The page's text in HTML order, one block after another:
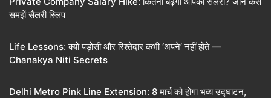
समझें सैलरी स्लिप
Life Lessons: क्यों पड़ोसी और रिश्तेदार कभी ‘अपने’ नहीं होते —
Chanakya Niti Secrets
Delhi Metro Pink Line Extension: 8 मार्च को होगा भव्य उद्घाटन,